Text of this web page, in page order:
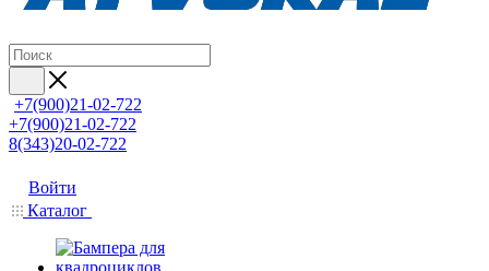
+7(900)21-02-722
+7(900)21-02-722
8(343)20-02-722
Войти
Каталог